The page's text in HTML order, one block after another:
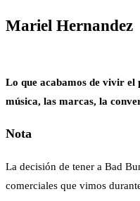
Mariel Hernandez
Lo que acabamos de vivir el
música, las marcas, la
Nota
La decisión de tener a Bad
comerciales que vimos